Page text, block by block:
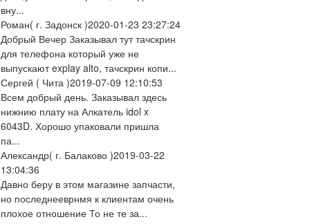
вну...
Роман( г. Задонск )2020-01-23 23:27:24
Добрый Вечер Заказывал тут тачскрин
для телефона который уже не
выпускают explay alto, тачскрин копи...
Сергей ( Чита )2019-07-09 12:10:53
Всем добрый день. Заказывал здесь
нижнию плату на Алкатель idol x
6043D. Хорошо упаковали пришла
па...
Александр( г. Балаково )2019-03-22
13:04:36
Давно беру в этом магазине запчасти,
но последнееврнмя к клиентам очень
плохое отношение То не те за...